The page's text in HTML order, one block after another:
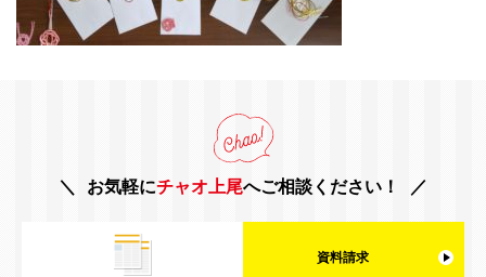
お気軽にチャオ上尾へご相談ください！
資料請求